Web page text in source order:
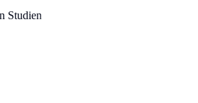
und offiziellen Statistiken. Jeder